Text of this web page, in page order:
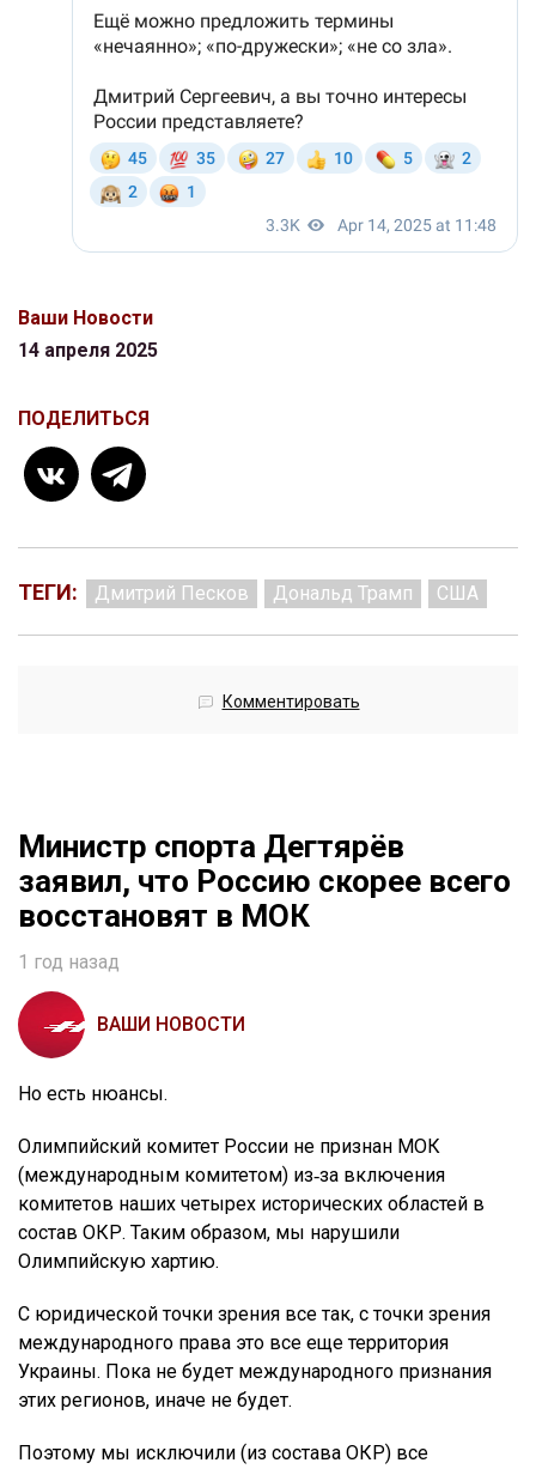
Ваши Новости
14 апреля 2025
ПОДЕЛИТЬСЯ
ТЕГИ: Дмитрий Песков Дональд Трамп США
Комментировать
Министр спорта Дегтярёв
заявил, что Россию скорее всего
восстановят в МОК
1 год назад
ВАШИ НОВОСТИ
Но есть нюансы.
Олимпийский комитет России не признан МОК
(международным комитетом) из‑за включения
комитетов наших четырех исторических областей в
состав ОКР. Таким образом, мы нарушили
Олимпийскую хартию.
С юридической точки зрения все так, с точки зрения
международного права это все еще территория
Украины. Пока не будет международного признания
этих регионов, иначе не будет.
Поэтому мы исключили (из состава ОКР) все